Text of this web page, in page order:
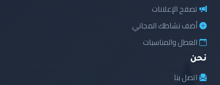
تصفح الإعلانات
أضف نشاطك المجاني
العطل والمناسبات
نحن
اتصل بنا